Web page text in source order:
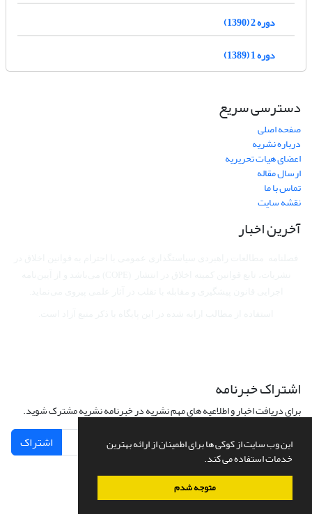
این وب سایت از کوکی ها برای اطمینان از ارائه بهترین
خدمات استفاده می کند.
متوجه شدم
دوره 2 (1390)
دوره 1 (1389)
دسترسی سریع
صفحه اصلی
درباره نشریه
اعضای هیات تحریریه
ارسال مقاله
تماس با ما
نقشه سایت
آخرین اخبار
اشتراک خبرنامه
برای دریافت اخبار و اطلاعیه های مهم نشریه در خبرنامه نشریه مشترک شوید.
اشتراک
سامانه مدیریت نشریات علمی.طراحی و پیاده سازی ازسیناوب